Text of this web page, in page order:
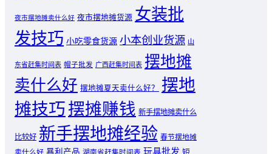
夜市摆地摊卖什么好 夜市摆地摊货源 女装批
发技巧 小吃零食货源 小本创业货源 山
东省赶集时间表 帽子批发 广西赶集时间表 摆地摊
卖什么好 摆地摊夏天卖什么好？
摆地
摊技巧摆摊赚钱 新手摆地摊卖什么
比较好 新手摆地摊经验 春节摆地摊
卖什么好 暴利产品 湖南省赶集时间表 玩具批发 短